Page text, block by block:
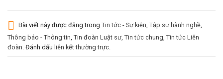
Bài viết này được đăng trong Tin tức - Sự kiện, Tập sự hành nghề,
Thông báo - Thông tin, Tin đoàn Luật sư, Tin tức chung, Tin tức Liên
đoàn. Đánh dấu liên kết thường trực.